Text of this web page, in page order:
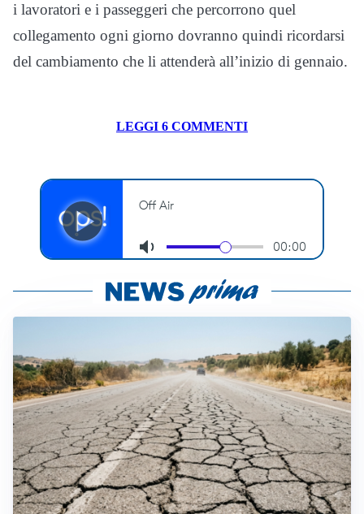
i lavoratori e i passeggeri che percorrono quel
collegamento ogni giorno dovranno quindi ricordarsi
del cambiamento che li attenderà all’inizio di gennaio.
LEGGI 6 COMMENTI